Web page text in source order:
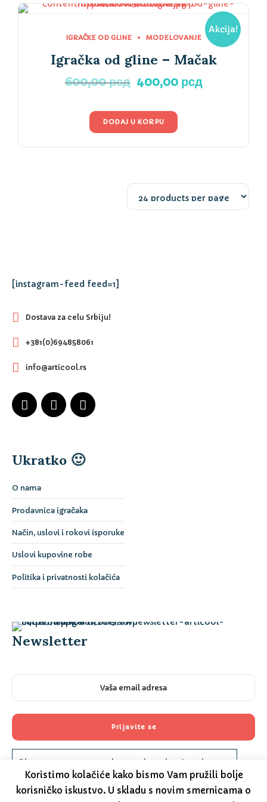
Akcija!
IGRAČKE OD GLINE MODELOVANJE
Igračka od gline – Mačak
600,00рсд Originalna
je
bila:
400,00 рсдTrenutna
DODAJ U KORPU
[instagram-feed feed=1]
Dostava za celu Srbiju!
+381(0)694858061
info@articool.rs
Ukratko 🙂
O nama
Prodavnica igračaka
Način, uslovi i rokovi isporuke
Uslovi kupovine robe
Politika i privatnosti kolačića
Newsletter
Please prove you are human by selecting the
Koristimo kolačiće kako bismo Vam pružili bolje
korisničko iskustvo. U skladu s novim smernicama o